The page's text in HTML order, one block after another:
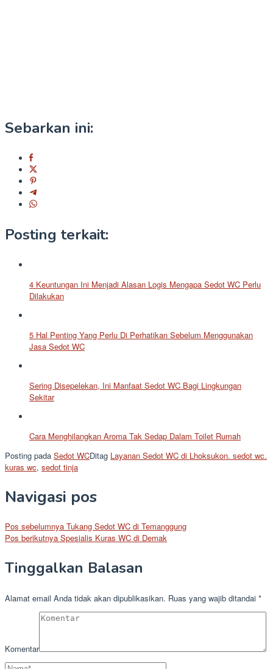
Sebarkan ini:
Posting terkait:
4 Keuntungan Ini Menjadi Alasan Logis Mengapa Sedot WC Perlu
Dilakukan
5 Hal Penting Yang Perlu Di Perhatikan Sebelum Menggunakan
Jasa Sedot WC
Sering Disepelekan, Ini Manfaat Sedot WC Bagi Lingkungan
Sekitar
Cara Menghilangkan Aroma Tak Sedap Dalam Toilet Rumah
Posting pada Sedot WCDitag Layanan Sedot WC di Lhoksukon. sedot wc.
kuras wc, sedot tinja
Navigasi pos
Pos sebelumnya Tukang Sedot WC di Temanggung
Pos berikutnya Spesialis Kuras WC di Demak
Tinggalkan Balasan
Alamat email Anda tidak akan dipublikasikan. Ruas yang wajib ditandai *
Komentar